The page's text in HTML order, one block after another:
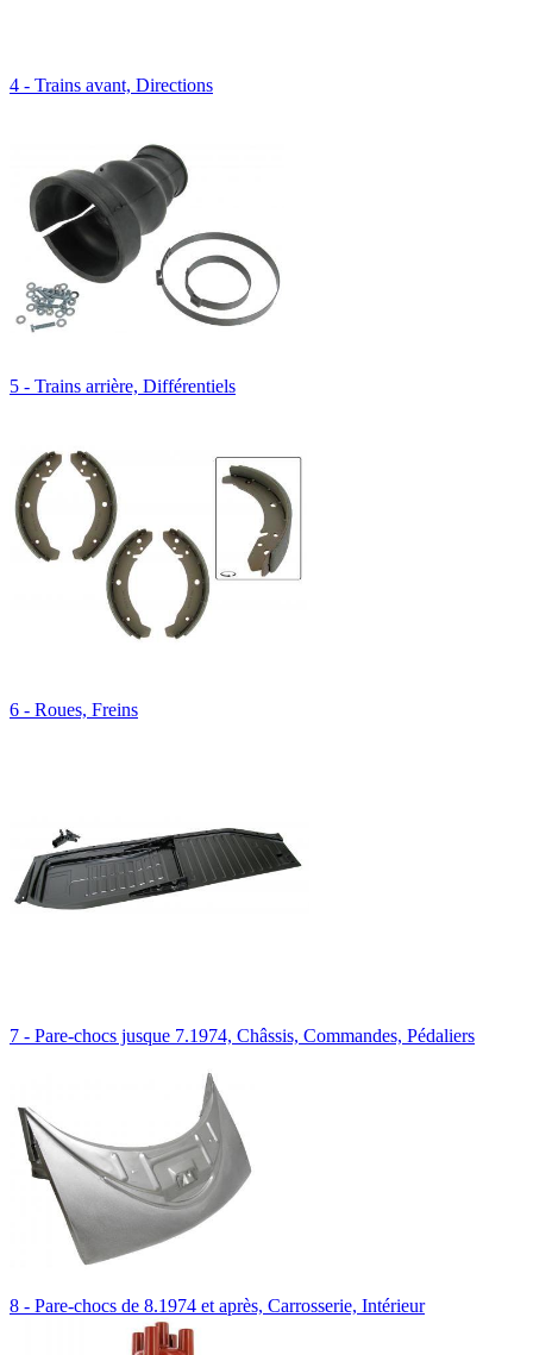
4 - Trains avant, Directions
5 - Trains arrière, Différentiels
6 - Roues, Freins
7 - Pare-chocs jusque 7.1974, Châssis, Commandes, Pédaliers
8 - Pare-chocs de 8.1974 et après, Carrosserie, Intérieur